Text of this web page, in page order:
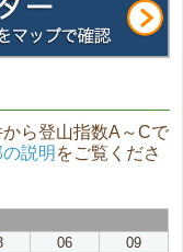
ら登山指数A～Cで
説明 をご覧くださ
06 09